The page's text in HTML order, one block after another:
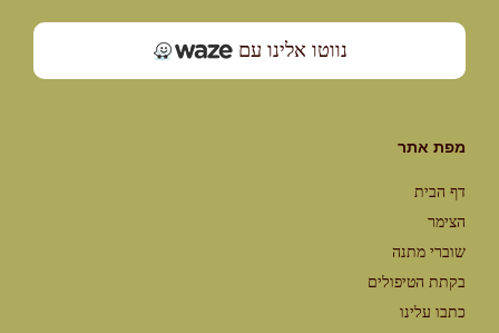
נווטו אלינו עם
מפת אתר
דף הבית
הצימר
שוברי מתנה
בקתת הטיפולים
כתבו עלינו